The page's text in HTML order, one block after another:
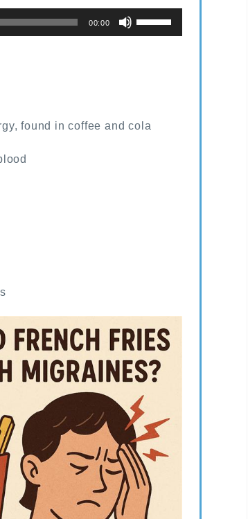
00:00
ボ
リ
節
使
っ
て
く
だ
さ
い。
found in coffee and cola